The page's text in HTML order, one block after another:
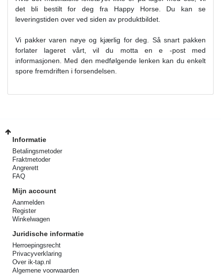
det bli bestilt for deg fra Happy Horse. Du kan se
leveringstiden over ved siden av produktbildet.
Vi pakker varen nøye og kjærlig for deg. Så snart pakken
forlater lageret vårt, vil du motta en e -post med
informasjonen. Med den medfølgende lenken kan du enkelt
spore fremdriften i forsendelsen.
Informatie
Betalingsmetoder
Fraktmetoder
Angrerett
FAQ
Mijn account
Aanmelden
Register
Winkelwagen
Juridische informatie
Herroepingsrecht
Privacyverklaring
Over ik-tap.nl
Algemene voorwaarden